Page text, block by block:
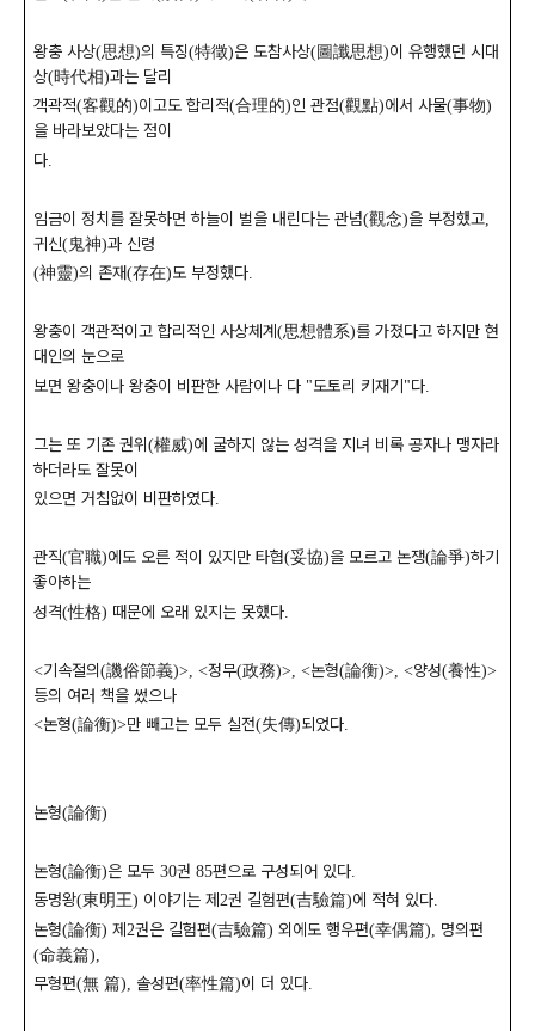
왕충 사상(思想)의 특징(特徵)은 도참사상(圖讖思想)이 유행했던 시대
상(時代相)과는 달리
객곽적(客觀的)이고도 합리적(合理的)인 관점(觀點)에서 사물(事物)
을 바라보았다는 점이
다.
임금이 정치를 잘못하면 하늘이 벌을 내린다는 관념(觀念)을 부정했고,
귀신(鬼神)과 신령
(神靈)의 존재(存在)도 부정했다.
왕충이 객관적이고 합리적인 사상체계 (思想體系)를 가졌다고 하지만 현
대인의 눈으로
보면 왕충이나 왕충이 비판한 사람이나 다 "도토리 키재기"다.
그는 또 기존 권위(權威)에 굴하지 않는 성격을 지녀 비록 공자나 맹자라
하더라도 잘못이
있으면 거침없이 비판하였다.
관직(官職)에도 오른 적이 있지만 타협(妥協)을 모르고 논쟁(論爭)하기
좋아하는
성격(性格) 때문에 오래 있지는 못했다.
<기속절의(譏俗節義)>, <정무(政務)>, <논형(論衡)>, <양성(養性)>
등의 여러 책을 썼으나
<논형(論衡)>만 빼고는 모두 실전(失傳)되었다.
논형(論衡)
논형(論衡)은 모두 30권 85편으로 구성되어 있다.
동명왕(東明王) 이야기는 제 2권 길험편(吉驗篇)에 적혀 있다.
논형(論衡) 제2권은 길험편(吉驗篇) 외에도 행우편(幸偶篇), 명의편
(命義篇),
무형편(無 篇), 솔성편(率性篇)이 더 있다.